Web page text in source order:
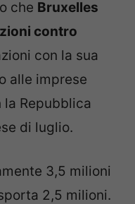
che Bruxelles
contro
con la sua
alle imprese
Repubblica
di luglio.
3,5 milioni
2,5 milioni.